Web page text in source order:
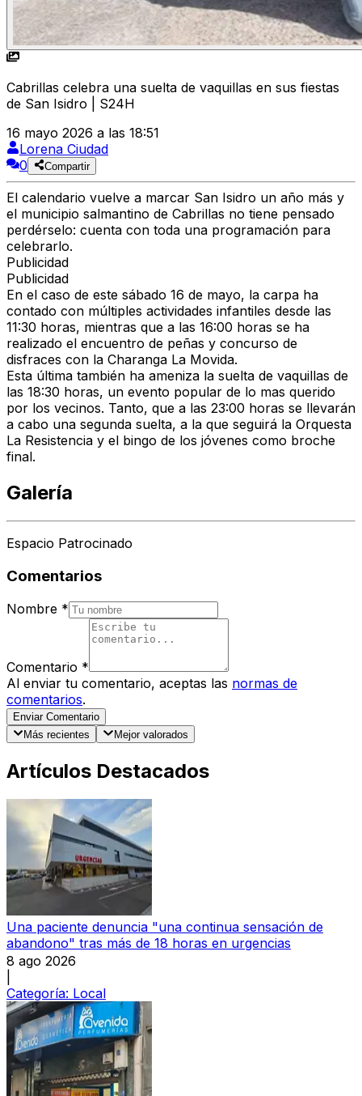
Cabrillas celebra una suelta de vaquillas en sus fiestas
de San Isidro | S24H
16 mayo 2026 a las 18:51
Lorena Ciudad
0
Compartir
El calendario vuelve a marcar San Isidro un año más y
el municipio salmantino de Cabrillas no tiene pensado
perdérselo: cuenta con toda una programación para
celebrarlo.
Publicidad
Publicidad
En el caso de este sábado 16 de mayo, la carpa ha
contado con múltiples actividades infantiles desde las
11:30 horas, mientras que a las 16:00 horas se ha
realizado el encuentro de peñas y concurso de
disfraces con la Charanga La Movida.
Esta última también ha ameniza la suelta de vaquillas de
las 18:30 horas, un evento popular de lo mas querido
por los vecinos. Tanto, que a las 23:00 horas se llevarán
a cabo una segunda suelta, a la que seguirá la Orquesta
La Resistencia y el bingo de los jóvenes como broche
final.
Galería
Espacio Patrocinado
Comentarios
Nombre *
Comentario *
Al enviar tu comentario, aceptas las normas de
comentarios.
Enviar Comentario
Más recientes
Mejor valorados
Artículos Destacados
Una paciente denuncia "una continua sensación de
abandono" tras más de 18 horas en urgencias
8 ago 2026
Categoría: Local